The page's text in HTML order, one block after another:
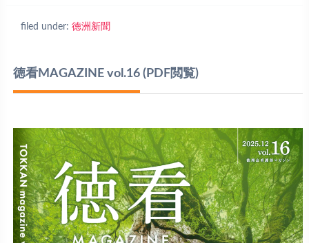
filed under: 徳洲新聞
徳看MAGAZINE vol.16(PDF閲覧)